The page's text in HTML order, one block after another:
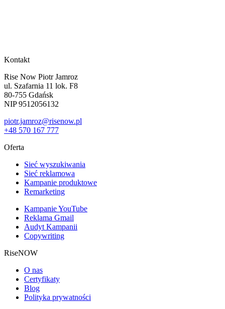
Kontakt
Rise Now Piotr Jamroz
ul. Szafarnia 11 lok. F8
80-755 Gdańsk
NIP 9512056132
piotr.jamroz@risenow.pl
+48 570 167 777
Oferta
Sieć wyszukiwania
Sieć reklamowa
Kampanie produktowe
Remarketing
Kampanie YouTube
Reklama Gmail
Audyt Kampanii
Copywriting
RiseNOW
O nas
Certyfikaty
Blog
Polityka prywatności